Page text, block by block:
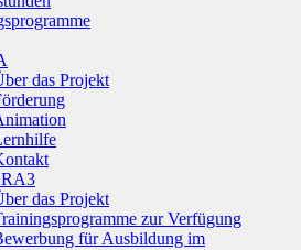
das Projekt
das Projekt
zur Verfügung
für Ausbildung im